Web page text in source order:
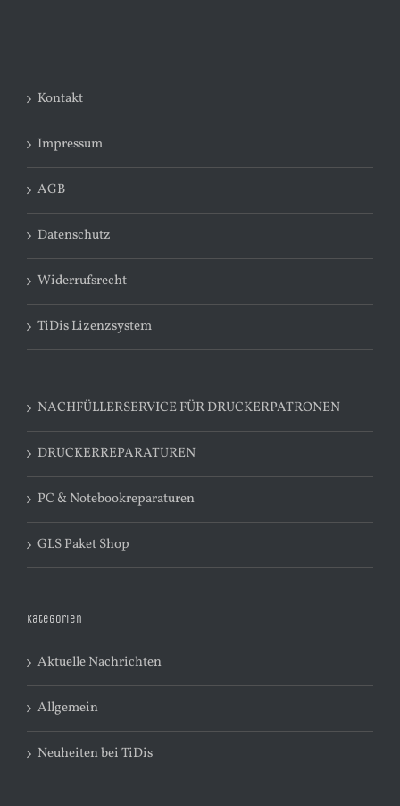
Kontakt
Impressum
AGB
Datenschutz
Widerrufsrecht
TiDis Lizenzsystem
NACHFÜLLERSERVICE FÜR DRUCKERPATRONEN
DRUCKERREPARATUREN
PC & Notebookreparaturen
GLS Paket Shop
Kategorien
Aktuelle Nachrichten
Allgemein
Neuheiten bei TiDis